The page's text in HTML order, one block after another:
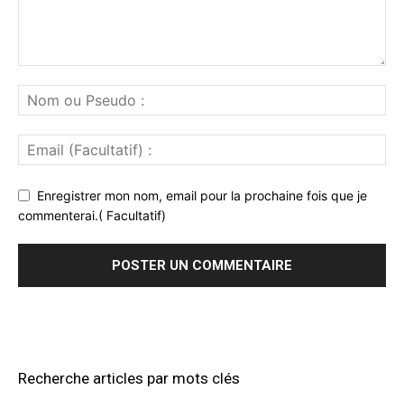
Enregistrer mon nom, email pour la prochaine fois que je
commenterai.( Facultatif)
Recherche articles par mots clés